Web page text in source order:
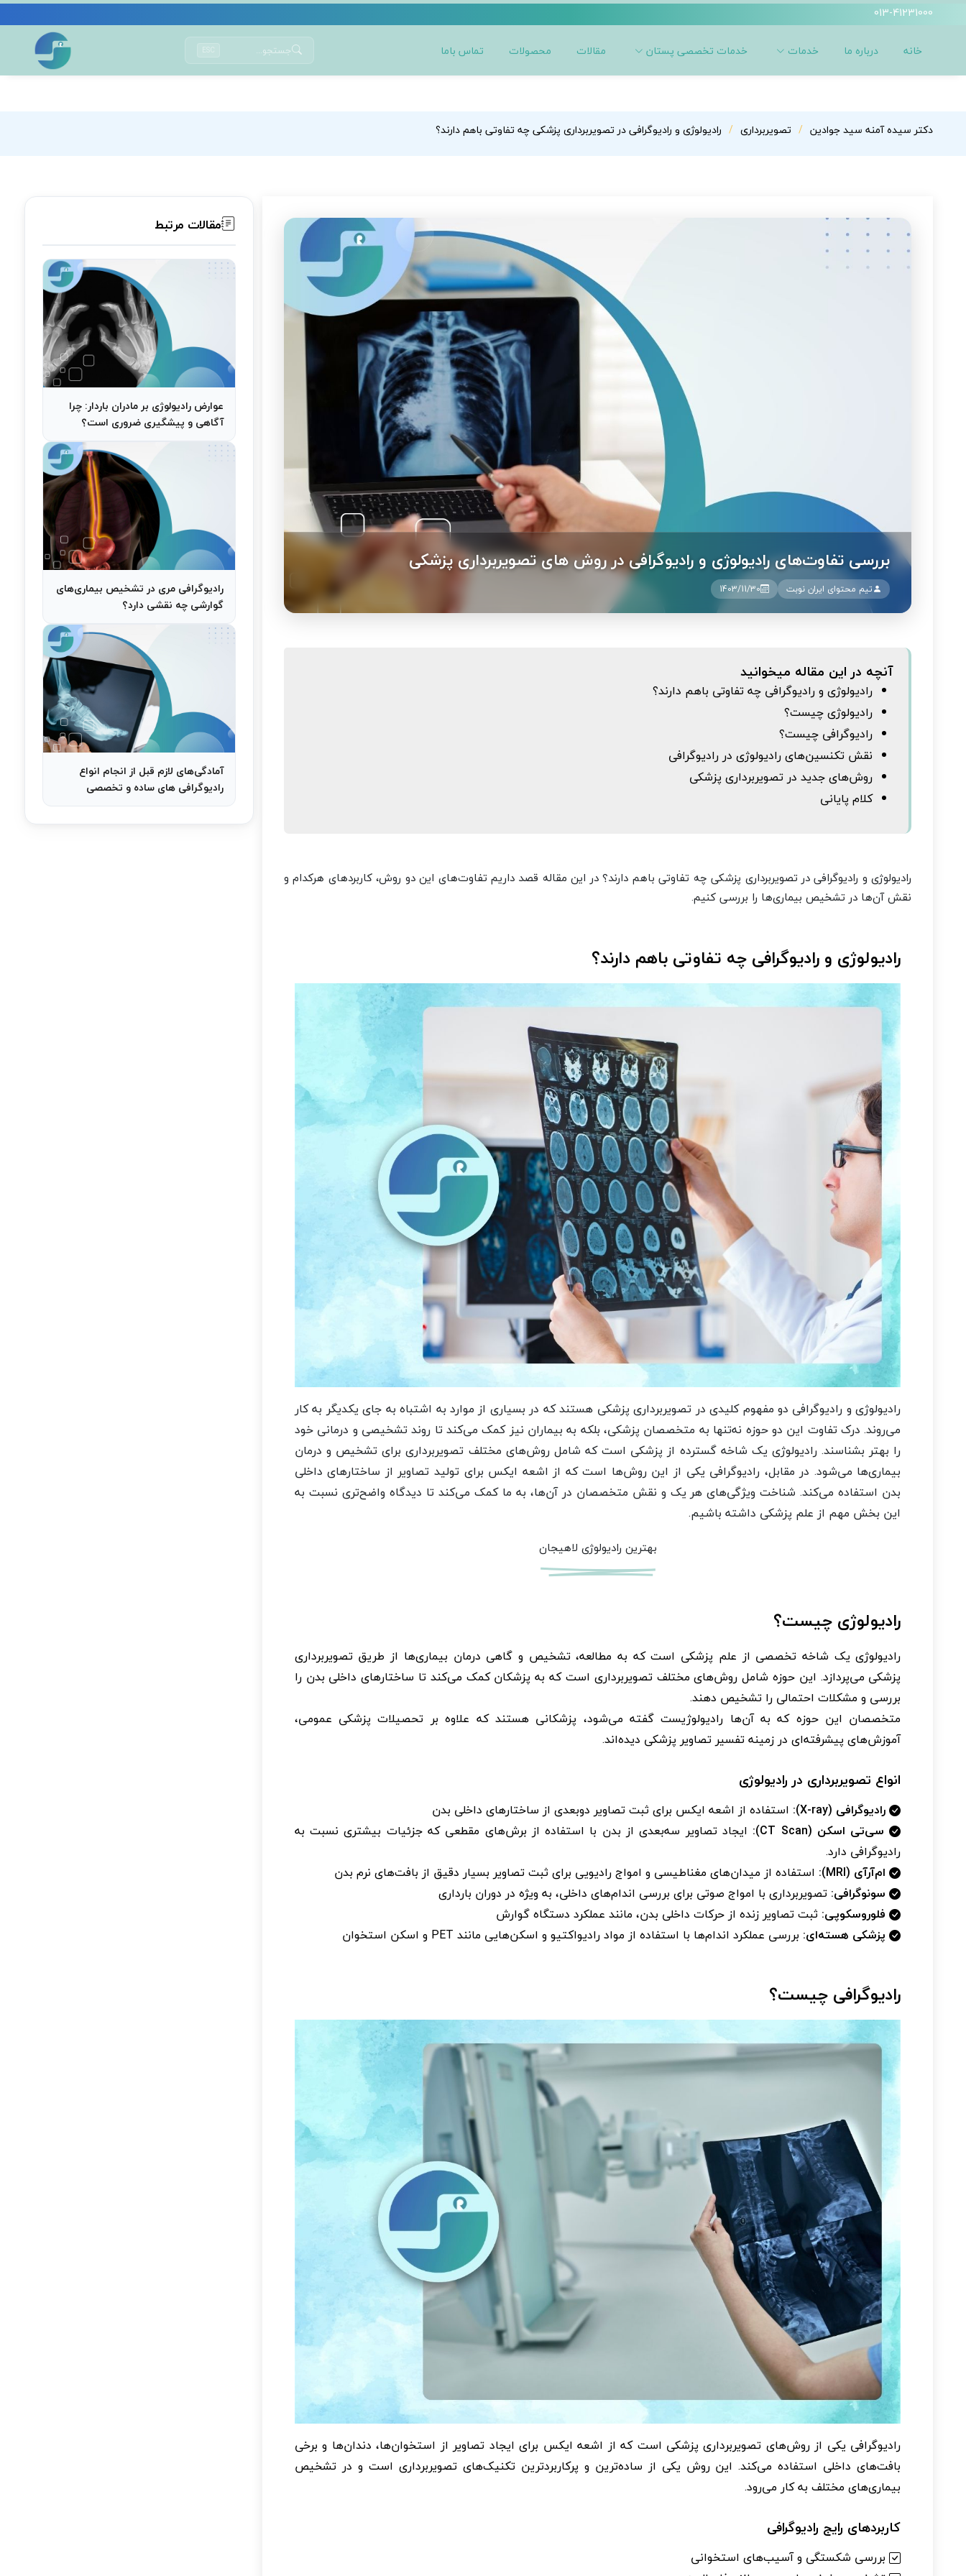
013-41231000
خانه درباره ما خدمات خدمات تخصصی پستان مقالات محصولات تماس باما جستجو... ESC
دکتر سیده آمنه سید جوادین تصویربرداری رادیولوژی و رادیوگرافی در تصویربرداری پزشکی چه تفاوتی باهم دارند؟
بررسی تفاوت‌های رادیولوژی و رادیوگرافی در روش های تصویربرداری پزشکی
تیم محتوای ایران نوبت 1403/11/30
آنچه در این مقاله میخوانید
رادیولوژی و رادیوگرافی چه تفاوتی باهم دارند؟
رادیولوژی چیست؟
رادیوگرافی چیست؟
نقش تکنسین‌های رادیولوژی در رادیوگرافی
روش‌های جدید در تصویربرداری پزشکی
کلام پایانی
رادیولوژی و رادیوگرافی در تصویربرداری پزشکی چه تفاوتی باهم دارند؟ در این مقاله قصد داریم تفاوت‌های این دو روش، کاربردهای هرکدام و
نقش آن‌ها در تشخیص بیماری‌ها را بررسی کنیم.
رادیولوژی و رادیوگرافی چه تفاوتی باهم دارند؟
رادیولوژی و رادیوگرافی دو مفهوم کلیدی در تصویربرداری پزشکی هستند که در بسیاری از موارد به اشتباه به جای یکدیگر به کار
می‌روند. درک تفاوت این دو حوزه نه‌تنها به متخصصان پزشکی، بلکه به بیماران نیز کمک می‌کند تا روند تشخیصی و درمانی خود
را بهتر بشناسند. رادیولوژی یک شاخه گسترده از پزشکی است که شامل روش‌های مختلف تصویربرداری برای تشخیص و درمان
بیماری‌ها می‌شود. در مقابل، رادیوگرافی یکی از این روش‌ها است که از اشعه ایکس برای تولید تصاویر از ساختارهای داخلی
بدن استفاده می‌کند. شناخت ویژگی‌های هر یک و نقش متخصصان در آن‌ها، به ما کمک می‌کند تا دیدگاه واضح‌تری نسبت به
این بخش مهم از علم پزشکی داشته باشیم.
بهترین رادیولوژی لاهیجان
رادیولوژی چیست؟
رادیولوژی یک شاخه تخصصی از علم پزشکی است که به مطالعه، تشخیص و گاهی درمان بیماری‌ها از طریق تصویربرداری
پزشکی می‌پردازد. این حوزه شامل روش‌های مختلف تصویربرداری است که به پزشکان کمک می‌کند تا ساختارهای داخلی بدن را
بررسی و مشکلات احتمالی را تشخیص دهند.
متخصصان این حوزه که به آن‌ها رادیولوژیست گفته می‌شود، پزشکانی هستند که علاوه بر تحصیلات پزشکی عمومی،
آموزش‌های پیشرفته‌ای در زمینه تفسیر تصاویر پزشکی دیده‌اند.
انواع تصویربرداری در رادیولوژی
رادیوگرافی (X-ray):
استفاده از اشعه ایکس برای ثبت تصاویر دو‌بعدی از ساختارهای داخلی بدن
سی‌تی اسکن (CT Scan):
ایجاد تصاویر سه‌بعدی از بدن با استفاده از برش‌های مقطعی که جزئیات بیشتری نسبت به
رادیوگرافی دارد.
ام‌آر‌آی (MRI):
استفاده از میدان‌های مغناطیسی و امواج رادیویی برای ثبت تصاویر بسیار دقیق از بافت‌های نرم بدن
سونوگرافی: تصویربرداری با امواج صوتی برای بررسی اندام‌های داخلی، به ویژه در دوران بارداری
فلوروسکوپی: ثبت تصاویر زنده از حرکات داخلی بدن، مانند عملکرد دستگاه گوارش
پزشکی هسته‌ای: بررسی عملکرد اندام‌ها با استفاده از مواد رادیواکتیو و اسکن‌هایی مانند PET و اسکن استخوان
رادیوگرافی چیست؟
رادیوگرافی یکی از روش‌های تصویربرداری پزشکی است که از اشعه ایکس برای ایجاد تصاویر از استخوان‌ها، دندان‌ها و برخی
بافت‌های داخلی استفاده می‌کند. این روش یکی از ساده‌ترین و پرکاربردترین تکنیک‌های تصویربرداری است و در تشخیص
بیماری‌های مختلف به کار می‌رود.
کاربردهای رایج رادیوگرافی
بررسی شکستگی و آسیب‌های استخوانی
مقالات مرتبط
عوارض رادیولوژی بر مادران باردار: چرا
آگاهی و پیشگیری ضروری است؟
رادیوگرافی مری در تشخیص بیماری‌های
گوارشی چه نقشی دارد؟
آمادگی‌های لازم قبل از انجام انواع
رادیوگرافی های ساده و تخصصی